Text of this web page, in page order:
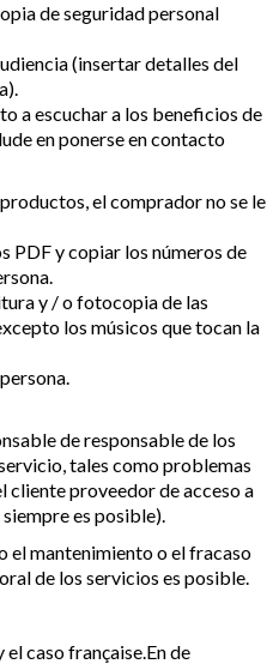
de seguridad personal
(insertar detalles del
a escuchar a los beneficios de
en ponerse en contacto
el comprador no se le
PDF y copiar los números de
y / o fotocopia de las
los músicos que tocan la
de responsable de los
tales como problemas
cliente proveedor de acceso a
es posible).
el mantenimiento o el fracaso
de los servicios es posible.
caso française.En de